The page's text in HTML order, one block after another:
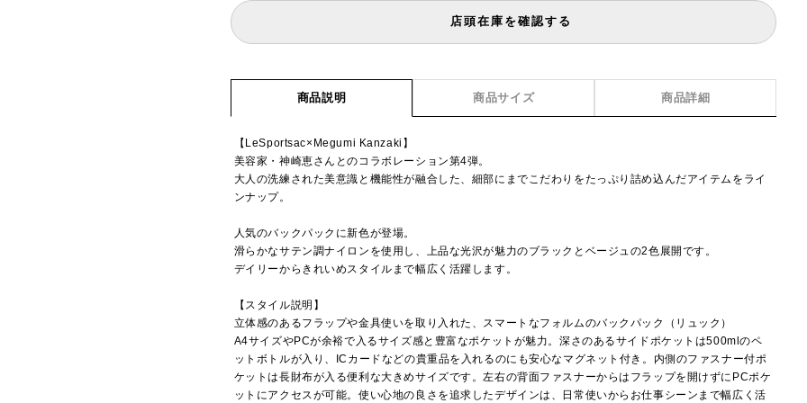
店頭在庫を確認する
商品説明 商品サイズ 商品詳細
【LeSportsac×Megumi Kanzaki】
美容家・神崎恵さんとのコラボレーション第4弾。
大人の洗練された美意識と機能性が融合した、細部にまでこだわりをたっぷり詰め込んだアイテムをライ
ンナップ。
人気のバックパックに新色が登場。
滑らかなサテン調ナイロンを使用し、上品な光沢が魅力のブラックとベージュの2色展開です。
デイリーからきれいめスタイルまで幅広く活躍します。
【スタイル説明】
立体感のあるフラップや金具使いを取り入れた、スマートなフォルムのバックパック（リュック）
A4サイズやPCが余裕で入るサイズ感と豊富なポケットが魅力。深さのあるサイドポケットは500mlのペ
ットボトルが入り、ICカードなどの貴重品を入れるのにも安心なマグネット付き。内側のファスナー付ポ
ケットは長財布が入る便利な大きめサイズです。左右の背面ファスナーからはフラップを開けずにPCポケ
ットにアクセスが可能。使い心地の良さを追求したデザインは、日常使いからお仕事シーンまで幅広く活